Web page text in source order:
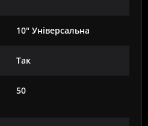
10" Універсальна
Так
50